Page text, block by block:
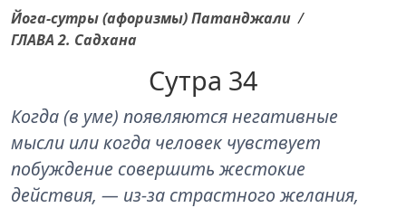
Йога-сутры (афоризмы) Патанджали /
ГЛАВА 2. Садхана
Сутра 34
Когда (в уме) появляются негативные
мысли или когда человек чувствует
побуждение совершить жестокие
действия, — из-за страстного желания,